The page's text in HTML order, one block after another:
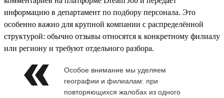
информацию в департамент по подбору персонала. Это
особенно важно для крупной компании с распределённой
структурой: обычно отзывы относятся к конкретному филиалу
или региону и требуют отдельного разбора.
Особое внимание мы уделяем
географии и филиалам: при
повторяющихся жалобах из одного